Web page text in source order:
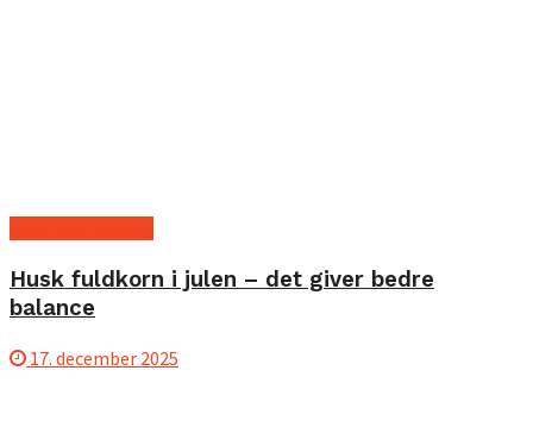
Husk fuldkorn i julen – det giver bedre
balance
17. december 2025